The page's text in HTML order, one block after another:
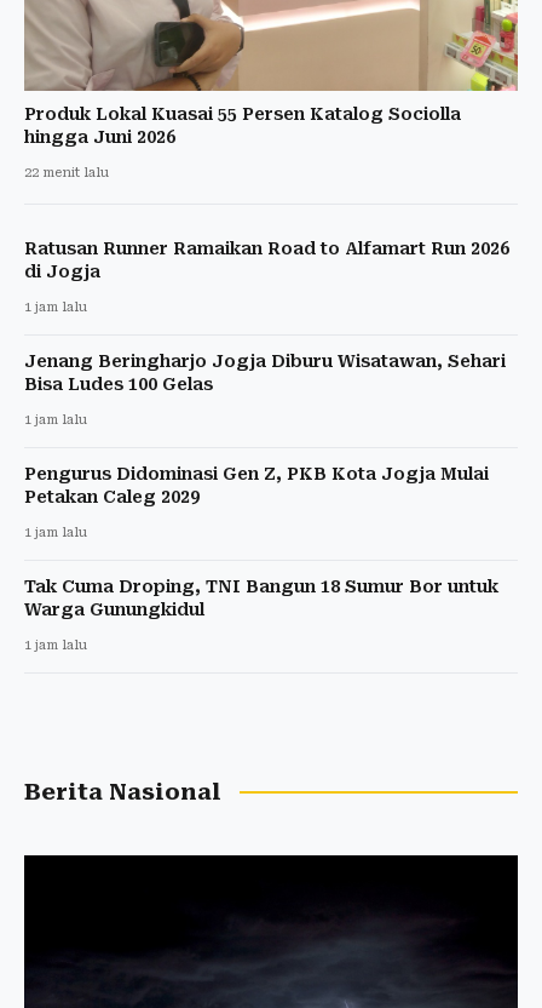
Produk Lokal Kuasai 55 Persen Katalog Sociolla
hingga Juni 2026
22 menit lalu
Ratusan Runner Ramaikan Road to Alfamart Run 2026
di Jogja
1 jam lalu
Jenang Beringharjo Jogja Diburu Wisatawan, Sehari
Bisa Ludes 100 Gelas
1 jam lalu
Pengurus Didominasi Gen Z, PKB Kota Jogja Mulai
Petakan Caleg 2029
1 jam lalu
Tak Cuma Droping, TNI Bangun 18 Sumur Bor untuk
Warga Gunungkidul
1 jam lalu
Berita Nasional